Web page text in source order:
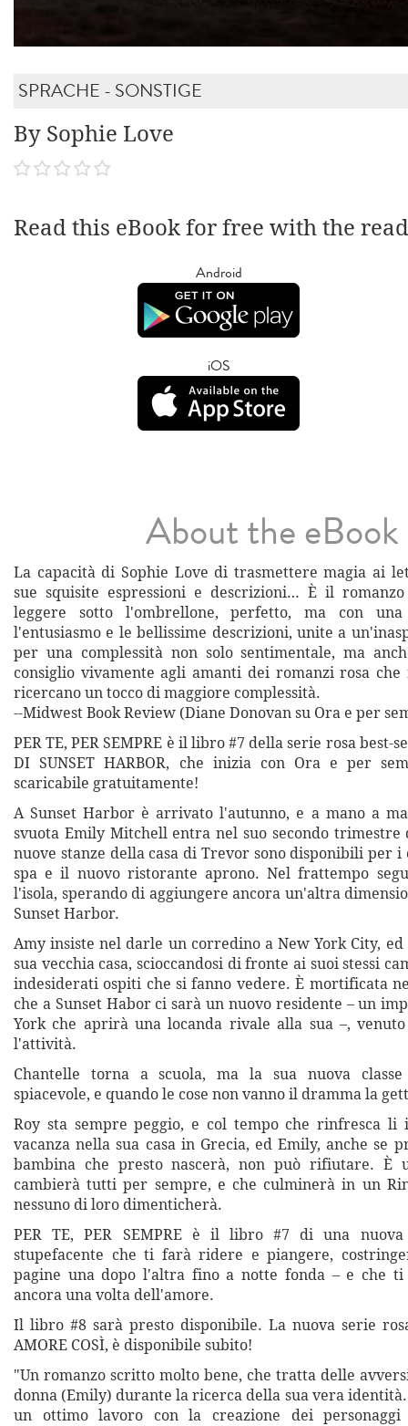
SPRACHE - SONSTIGE
By Sophie Love
Read this eBook for free with the
Android
iOS
About the eBook
La capacità di Sophie Love di trasmettere magia ai
sue squisite espressioni e descrizioni… È il
leggere sotto l'ombrellone, perfetto, ma con
l'entusiasmo e le bellissime descrizioni, unite a
per una complessità non solo sentimentale, ma
consiglio vivamente agli amanti dei romanzi rosa
ricercano un tocco di maggiore complessità.
--Midwest Book Review (Diane Donovan su Ora e per
PER TE, PER SEMPRE è il libro #7 della serie rosa best-
DI SUNSET HARBOR, che inizia con Ora e per
scaricabile gratuitamente!
A Sunset Harbor è arrivato l'autunno, e a mano a
svuota Emily Mitchell entra nel suo secondo trimestre
nuove stanze della casa di Trevor sono disponibili per
spa e il nuovo ristorante aprono. Nel frattempo
l'isola, sperando di aggiungere ancora un'altra
Sunset Harbor.
Amy insiste nel darle un corredino a New York City,
sua vecchia casa, scioccandosi di fronte ai suoi stessi
indesiderati ospiti che si fanno vedere. È mortificata
che a Sunset Habor ci sarà un nuovo residente – un
York che aprirà una locanda rivale alla sua –,
l'attività.
Chantelle torna a scuola, ma la sua nuova
spiacevole, e quando le cose non vanno il dramma la
Roy sta sempre peggio, e col tempo che rinfresca
vacanza nella sua casa in Grecia, ed Emily, anche se
bambina che presto nascerà, non può rifiutare. È
cambierà tutti per sempre, e che culminerà in un
nessuno di loro dimenticherà.
PER TE, PER SEMPRE è il libro #7 di una
stupefacente che ti farà ridere e piangere,
pagine una dopo l'altra fino a notte fonda – e che
ancora una volta dell'amore.
Il libro #8 sarà presto disponibile. La nuova serie
AMORE COSÌ, è disponibile subito!
"Un romanzo scritto molto bene, che tratta delle
donna (Emily) durante la ricerca della sua vera
un ottimo lavoro con la creazione dei